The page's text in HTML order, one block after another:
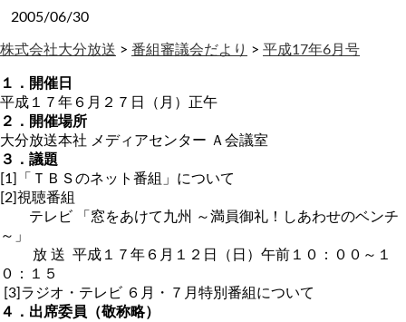
2005/06/30
株式会社大分放送 > 番組審議会だより > 平成17年6月号
１．開催日
平成１７年６月２７日（月）正午
２．開催場所
大分放送本社 メディアセンター Ａ会議室
３．議題
[1]「ＴＢＳのネット番組」について
[2]視聴番組
テレビ 「窓をあけて九州 ～満員御礼！しあわせのベンチ
～」
放 送 平成１７年６月１２日（日）午前１０：００～１
０：１５
[3]ラジオ・テレビ ６月・７月特別番組について
４．出席委員（敬称略）